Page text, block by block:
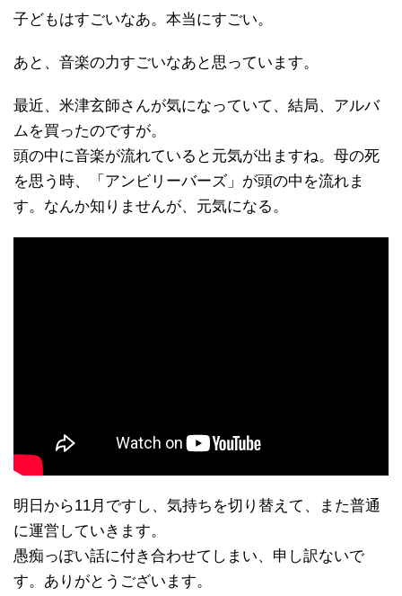
子どもはすごいなあ。本当にすごい。
あと、音楽の力すごいなあと思っています。
最近、米津玄師さんが気になっていて、結局、アルバ
ムを買ったのですが。
頭の中に音楽が流れていると元気が出ますね。母の死
を思う時、「アンビリーバーズ」が頭の中を流れま
す。なんか知りませんが、元気になる。
明日から11月ですし、気持ちを切り替えて、また普通
に運営していきます。
愚痴っぽい話に付き合わせてしまい、申し訳ないで
す。ありがとうございます。